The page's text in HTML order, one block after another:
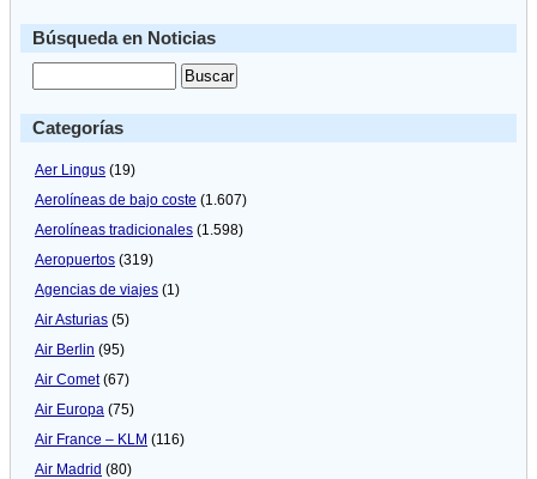
Búsqueda en Noticias
Categorías
Aer Lingus (19)
Aerolíneas de bajo coste (1.607)
Aerolíneas tradicionales (1.598)
Aeropuertos (319)
Agencias de viajes (1)
Air Asturias (5)
Air Berlin (95)
Air Comet(67)
Air Europa (75)
Air France – KLM (116)
Air Madrid (80)